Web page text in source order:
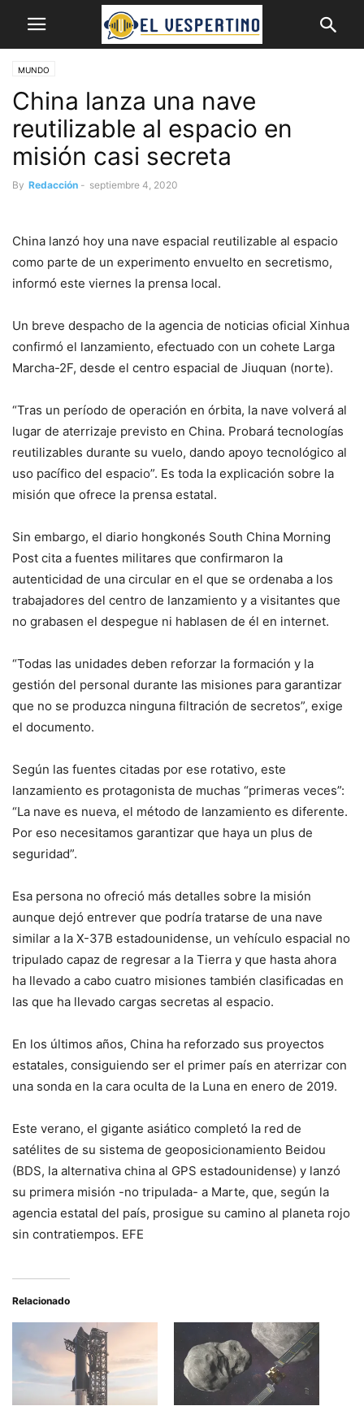
MUNDO
China lanza una nave
reutilizable al espacio en
misión casi secreta
By Redacción - septiembre 4, 2020
China lanzó hoy una nave espacial reutilizable al espacio
como parte de un experimento envuelto en secretismo,
informó este viernes la prensa local.
Un breve despacho de la agencia de noticias oficial Xinhua
confirmó el lanzamiento, efectuado con un cohete Larga
Marcha-2F, desde el centro espacial de Jiuquan (norte).
“Tras un período de operación en órbita, la nave volverá al
lugar de aterrizaje previsto en China. Probará tecnologías
reutilizables durante su vuelo, dando apoyo tecnológico al
uso pacífico del espacio”. Es toda la explicación sobre la
misión que ofrece la prensa estatal.
Sin embargo, el diario hongkonés South China Morning
Post cita a fuentes militares que confirmaron la
autenticidad de una circular en el que se ordenaba a los
trabajadores del centro de lanzamiento y a visitantes que
no grabasen el despegue ni hablasen de él en internet.
“Todas las unidades deben reforzar la formación y la
gestión del personal durante las misiones para garantizar
que no se produzca ninguna filtración de secretos”, exige
el documento.
Según las fuentes citadas por ese rotativo, este
lanzamiento es protagonista de muchas “primeras veces”:
“La nave es nueva, el método de lanzamiento es diferente.
Por eso necesitamos garantizar que haya un plus de
seguridad”.
Esa persona no ofreció más detalles sobre la misión
aunque dejó entrever que podría tratarse de una nave
similar a la X-37B estadounidense, un vehículo espacial no
tripulado capaz de regresar a la Tierra y que hasta ahora
ha llevado a cabo cuatro misiones también clasificadas en
las que ha llevado cargas secretas al espacio.
En los últimos años, China ha reforzado sus proyectos
estatales, consiguiendo ser el primer país en aterrizar con
una sonda en la cara oculta de la Luna en enero de 2019.
Este verano, el gigante asiático completó la red de
satélites de su sistema de geoposicionamiento Beidou
(BDS, la alternativa china al GPS estadounidense) y lanzó
su primera misión -no tripulada- a Marte, que, según la
agencia estatal del país, prosigue su camino al planeta rojo
sin contratiempos. EFE
Relacionado